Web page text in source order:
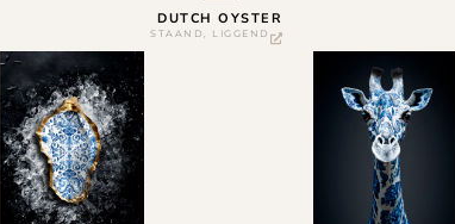
DUTCH OYSTER
STAAND, LIGGEND